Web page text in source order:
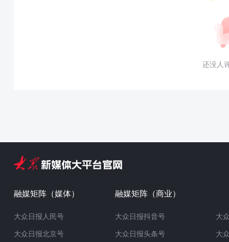
还没人
融媒矩阵（媒体）
大众日报人民号
大众日报北京号
融媒矩阵（商业）
大众日报抖音号
大众日报头条号
大
大